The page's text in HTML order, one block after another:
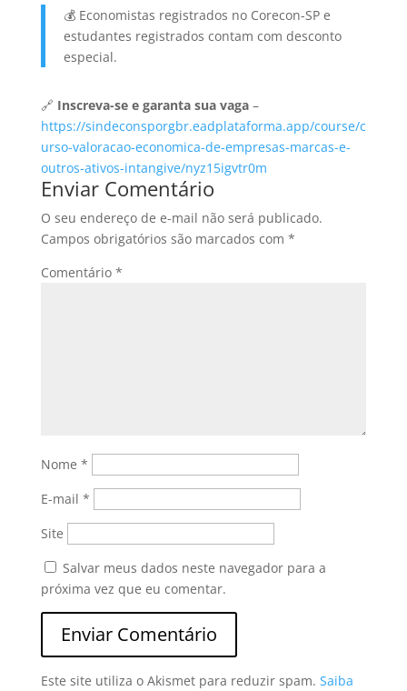
💰 Economistas registrados no Corecon-SP e
estudantes registrados contam com desconto
especial.
🔗 Inscreva-se e garanta sua vaga–
https://sindeconsporgbr.eadplataforma.app/course/c
urso-valoracao-economica-de-empresas-marcas-e-
outros-ativos-intangive/nyz15igvtr0m
Enviar Comentário
O seu endereço de e-mail não será publicado.
Campos obrigatórios são marcados com *
Comentário *
Nome *
E-mail *
Site
Salvar meus dados neste navegador para a
próxima vez que eu comentar.
Este site utiliza o Akismet para reduzir spam. Saiba